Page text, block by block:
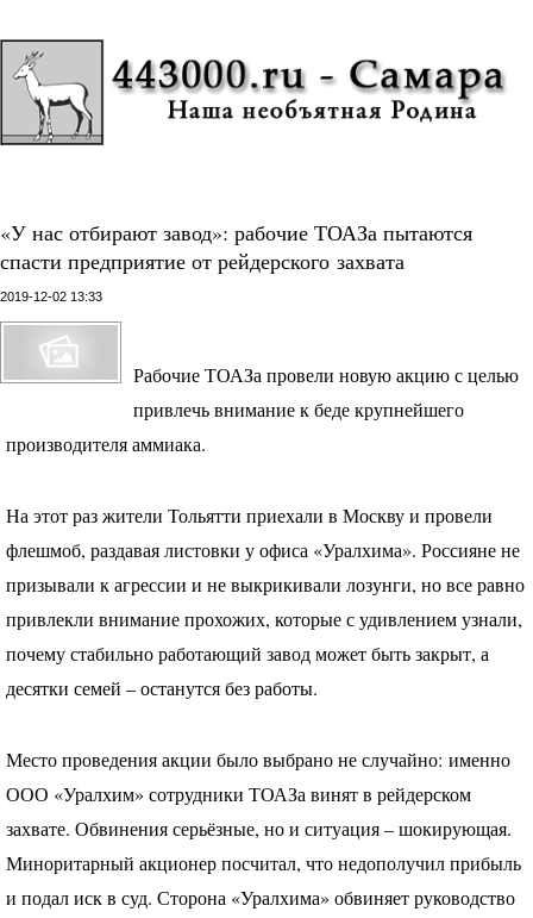
«У нас отбирают завод»: рабочие ТОАЗа пытаются
спасти предприятие от рейдерского захвата
2019-12-02 13:33
РабочиеТОАЗа провели новую акцию с целью
привлечь внимание к беде крупнейшего
производителя аммиака.
На этот раз жители Тольятти приехали в Москву и провели
флешмоб, раздавая листовки у офиса «Уралхима». Россияне не
призывали к агрессии и не выкрикивали лозунги, но все равно
привлекли внимание прохожих, которые с удивлением узнали,
почему стабильно работающий завод может быть закрыт, а
десятки семей – останутся без работы.
Место проведения акции было выбрано не случайно: именно
ООО «Уралхим» сотрудники ТОАЗа винят в рейдерском
захвате. Обвинения серьёзные, но и ситуация – шокирующая.
Миноритарный акционер посчитал, что недополучил прибыль
и подал иск в суд. Сторона «Уралхима» обвиняет руководство